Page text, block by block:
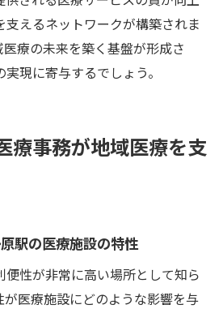
支えるネットワークが構築されま
療の未来を築く基盤が形成さ
現に寄与するでしょう。
療事務が地域医療を支
駅の医療施設の特性
性が非常に高い場所として知ら
が医療施設にどのような影響を与